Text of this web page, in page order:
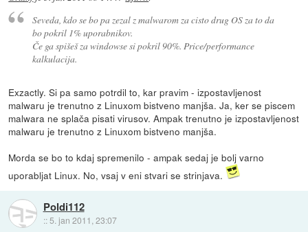
Seveda, kdo se bo pa zezal z malwarom za cisto drug OS za to da
bo pokril 1% uporabnikov.
Če ga spišeš za windowse si pokril 90%. Price/performance
kalkulacija.
Exzactly. Si pa samo potrdil to, kar pravim - izpostavljenost
malwaru je trenutno z Linuxom bistveno manjša. Ja, ker se piscem
malwara ne splača pisati virusov. Ampak trenutno je izpostavljenost
malwaru je trenutno z Linuxom bistveno manjša.
Morda se bo to kdaj spremenilo - ampak sedaj je bolj varno
uporabljat Linux. No, vsaj v eni stvari se strinjava.
Poldi112
:: 5. jan 2011, 23:07